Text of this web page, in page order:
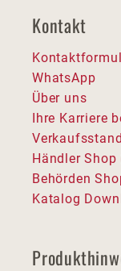
Kontakt
WhatsApp
Über uns
Ihre Karriere
Händler
Behörden
Katalog